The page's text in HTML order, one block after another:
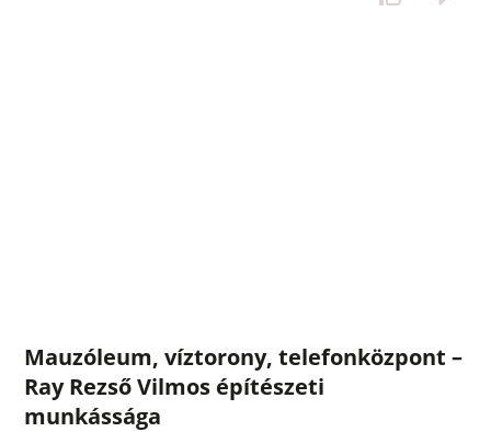
Mauzóleum, víztorony, telefonközpont –
Ray Rezső Vilmos építészeti
munkássága